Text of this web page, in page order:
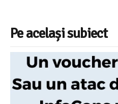
Pe același subiect